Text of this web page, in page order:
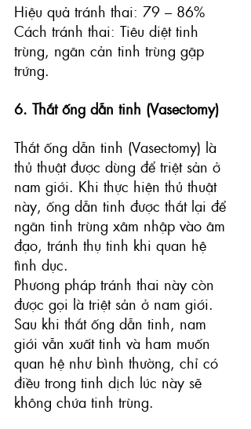
Hiệu quả tránh thai: 79 – 86%
Cách tránh thai: Tiêu diệt tinh
trùng, ngăn cản tinh trùng gặp
trứng.
6. Thắt ống dẫn tinh (Vasectomy)
Thắt ống dẫn tinh (Vasectomy) là
thủ thuật được dùng để triệt sản ở
nam giới. Khi thực hiện thủ thuật
này, ống dẫn tinh được thắt lại để
ngăn tinh trùng xâm nhập vào âm
đạo, tránh thụ tinh khi quan hệ
tình dục.
Phương pháp tránh thai này còn
được gọi là triệt sản ở nam giới.
Sau khi thắt ống dẫn tinh, nam
giới vẫn xuất tinh và ham muốn
quan hệ như bình thường, chỉ có
điều trong tinh dịch lúc này sẽ
không chứa tinh trùng.